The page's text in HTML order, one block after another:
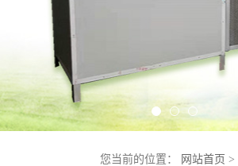
您当前的位置： 网站首页 >